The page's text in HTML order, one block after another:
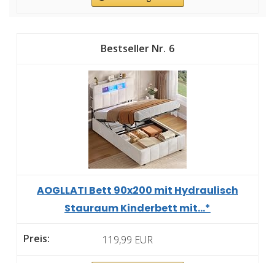
6
AOGLLATI Bett 90x200 mit Hydraulisch
Stauraum Kinderbett mit...*
119,99 EUR